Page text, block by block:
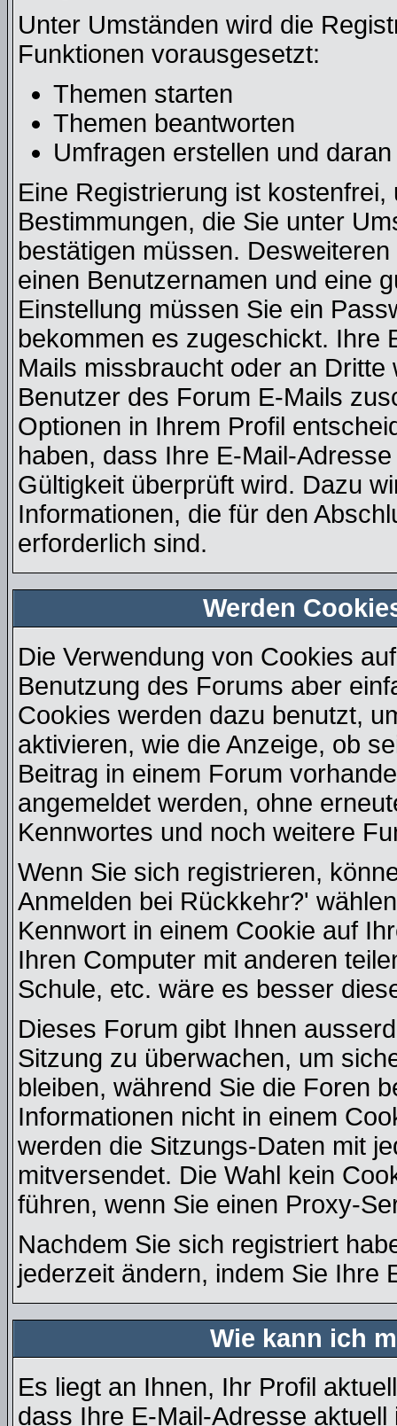
Unter Umständen wird die
Funktionen vorausgesetzt:
Themen starten
Themen beantworten
Umfragen erstellen und
Eine Registrierung ist
Bestimmungen, die Sie unter
bestätigen müssen.
einen Benutzernamen und eine
Einstellung müssen Sie ein
bekommen es zugeschickt. Ihre
Mails missbraucht oder an
Benutzer des Forum E-Mails
Optionen in Ihrem Profil
haben, dass Ihre E-Mail-
Gültigkeit überprüft wird. Dazu
Informationen, die für den
erforderlich sind.
Werden
Die Verwendung von Cookies
Benutzung des Forums aber
Cookies werden dazu benutzt,
aktivieren, wie die Anzeige, ob
Beitrag in einem Forum
angemeldet werden, ohne
Kennwortes und noch weitere
Wenn Sie sich registrieren,
Anmelden bei Rückkehr?'
Kennwort in einem Cookie auf
Ihren Computer mit anderen
Schule, etc. wäre es besser
Dieses Forum gibt Ihnen
Sitzung zu überwachen, um
bleiben, während Sie die Foren
Informationen nicht in einem
werden die Sitzungs-Daten mit
mitversendet. Die Wahl kein
führen, wenn Sie einen Proxy-
Nachdem Sie sich registriert
jederzeit ändern, indem Sie Ihre
Wie kann ich
Es liegt an Ihnen, Ihr Profil
dass Ihre E-Mail-Adresse